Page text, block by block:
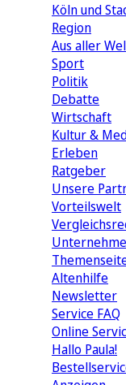
Köln und
Region
Aus aller
Sport
Politik
Debatte
Wirtschaft
Kultur &
Erleben
Ratgeber
Unsere
Vorteilswelt
Altenhilfe
Newsletter
Service FAQ
Online
Hallo Paula!